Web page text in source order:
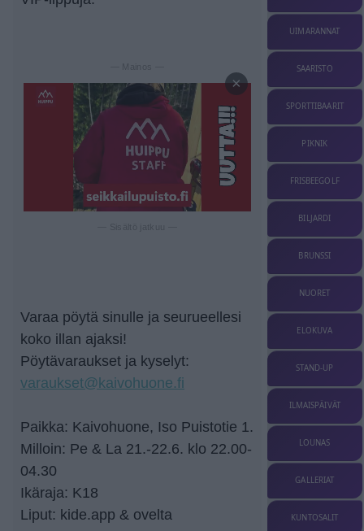
— Mainos —
×
Varaa pöytä sinulle ja seurueellesi
koko illan ajaksi!
Pöytävaraukset ja kyselyt:
varaukset@kaivohuone.fi
Paikka: Kaivohuone, Iso Puistotie 1.
Milloin: Pe & La 21.-22.6. klo 22.00-
04.30
Ikäraja: K18
Liput: kide.app & ovelta
UIMARANNAT
SAARISTO
SPORTTIBAARIT
PIKNIK
FRISBEEGOLF
BILJARDI
BRUNSSI
NUORET
ELOKUVA
STAND-UP
ILMAISPÄIVÄT
LOUNAS
GALLERIAT
KUNTOSALIT